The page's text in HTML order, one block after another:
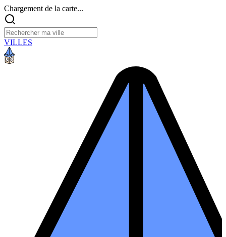
Chargement de la carte...
VILLES